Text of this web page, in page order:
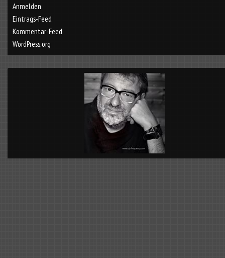
Anmelden
Eintrags-Feed
Kommentar-Feed
WordPress.org